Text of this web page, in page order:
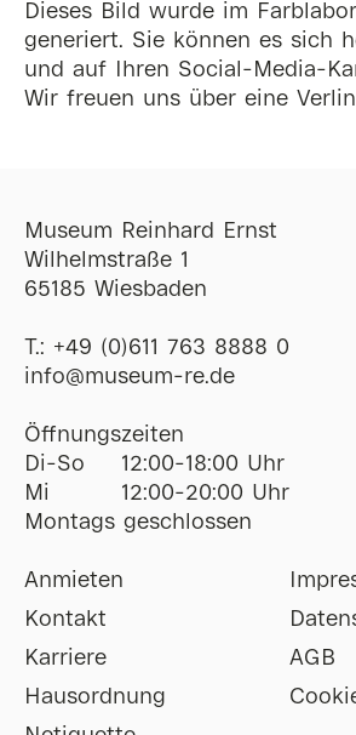
Dieses Bild wurde im
generiert. Sie können es sich
und auf Ihren Social-Media-
Wir freuen uns über eine
Museum Reinhard Ernst
Wilhelmstraße 1
65185 Wiesbaden
T.: +49 (0)611 763 8888 0
ofni@museum-re de
Öffnungszeiten
Di-So
12:00-18:00 Uhr
Mi
12:00-20:00 Uhr
Montags geschlossen
Anmieten
Kontakt
Karriere
Hausordnung
AGB